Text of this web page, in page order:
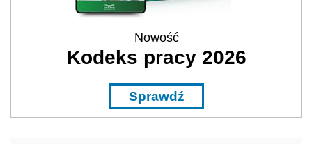
Nowość
Kodeks pracy 2026
Sprawdź